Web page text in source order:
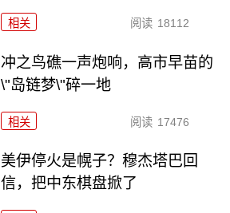
相关 阅读 18112
冲之鸟礁一声炮响，高市早苗的
\"岛链梦\"碎一地
相关 阅读 17476
美伊停火是幌子？穆杰塔巴回
信，把中东棋盘掀了